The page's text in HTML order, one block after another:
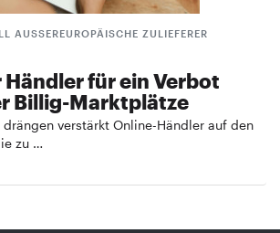
AUSSEREUROPÄISCHE ZULIEFERER E
für ein Verbot
Billig-Marktplätze
verstärkt Online-Händler auf den
zu …